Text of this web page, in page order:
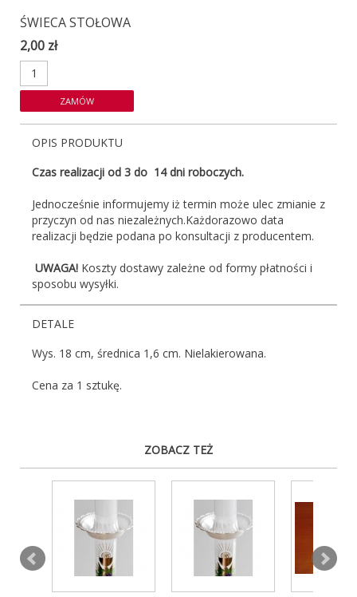
ŚWIECA STOŁOWA
2,00 zł
OPIS PRODUKTU
Czas realizacji od 3 do 14 dni roboczych.
Jednocześnie informujemy iż termin może ulec zmianie z
przyczyn od nas niezależnych.Każdorazowo data
realizacji będzie podana po konsultacji z producentem.
UWAGA! Koszty dostawy zależne od formy płatności i
sposobu wysyłki.
DETALE
Wys. 18 cm, średnica 1,6 cm. Nielakierowana.
Cena za 1 sztukę.
ZOBACZ TEŻ